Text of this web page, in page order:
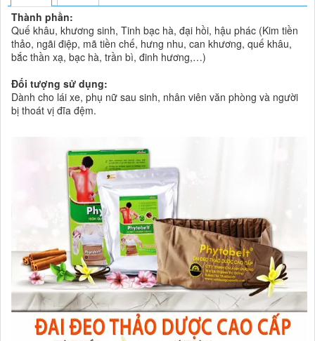
Thành phần:
Quế khâu, khương sinh, Tinh bạc hà, đại hồi, hậu phác (Kim tiền
thảo, ngãi điệp, mã tiền chế, hưng nhu, can khương, quế khâu,
bắc thần xạ, bạc hà, trần bì, đinh hương,…)
Đối tượng sử dụng:
Dành cho lái xe, phụ nữ sau sinh, nhân viên văn phòng và người
bị thoát vị đĩa đệm.